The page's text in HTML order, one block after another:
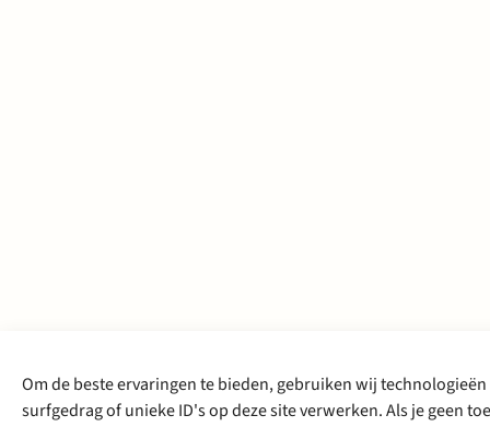
Om de beste ervaringen te bieden, gebruiken wij
surfgedrag of unieke ID's op deze site verwerken. Als je geen